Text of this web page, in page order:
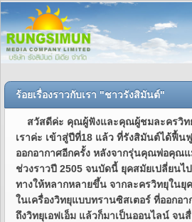
ร้อยเรื่องราวกับเรา "ชาวรังสิมันต์"
สวัสดีค่ะ คุณผู้ฟังและคุณผู้ชมละครวิท
เราค่ะ เข้าสู่ปีที่18 แล้ว ที่รังสิมันต์ได้ฟื้น
ออกอากาศอีกครั้ง หลังจากรุ่นคุณพ่อคุณ
ช่วงราวปี 2505 จนบัดนี้ ยุคสมัยเปลี่ยนไ
ทางให้หลากหลายขึ้น จากละครวิทยุใน
ในเครื่องวิทยุแบบทรานซิสเตอร์ ที่ออกอา
ถึงวิทยุเอฟเอ็ม แล้วก็มาเป็นออนไลน์ จน